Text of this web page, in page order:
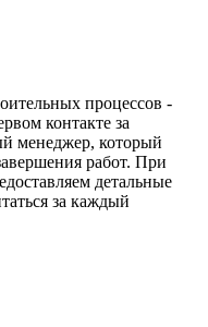
процессов -
контакте за
менеджер, который
работ. При
детальные
за каждый